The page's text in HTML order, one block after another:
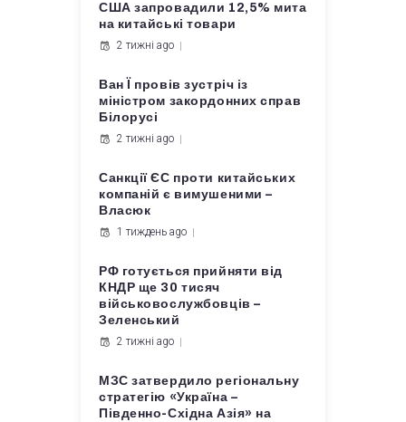
США запровадили 12,5% мита
на китайські товари
2 тижні ago
Ван Ї провів зустріч із
міністром закордонних справ
Білорусі
2 тижні ago
Санкції ЄС проти китайських
компаній є вимушеними –
Власюк
1 тиждень ago
РФ готується прийняти від
КНДР ще 30 тисяч
військовослужбовців –
Зеленський
2 тижні ago
МЗС затвердило регіональну
стратегію «Україна –
Південно-Східна Азія» на